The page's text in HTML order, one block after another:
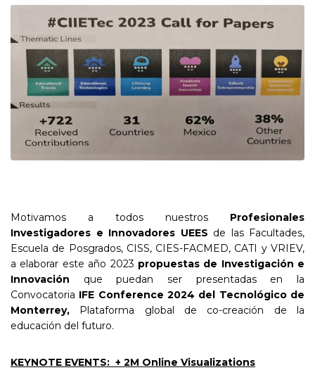
Motivamos a todos nuestros Profesionales
Investigadores e Innovadores UEES de las Facultades,
Escuela de Posgrados, CISS, CIES-FACMED, CATI y VRIEV,
a elaborar este año 2023 propuestas de Investigación e
Innovación que puedan ser presentadas en la
Convocatoria IFE Conference 2024 del Tecnológico de
Monterrey, Plataforma global de co-creación de la
educación del futuro.
KEYNOTE EVENTS: + 2M Online Visualizations